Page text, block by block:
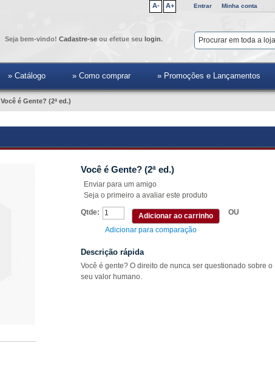
A- A+ Entrar Minha conta
Seja bem-vindo! Cadastre-se ou efetue seu login.
» Catálogo » Como comprar » Promoções e Lançamentos
Você é Gente? (2ª ed.)
Você é Gente? (2ª ed.)
Enviar para um amigo
Seja o primeiro a avaliar este produto
Qtde:
Adicionar ao carrinho OU
Adicionar para comparação
Descrição rápida
Você é gente? O direito de nunca ser questionado sobre o
seu valor humano.